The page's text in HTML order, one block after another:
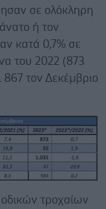
σε ολόκληρη
ή τον
κατά 0,7% σε
του 2022 (873
867 τον Δεκέμβριο
τροχαίων